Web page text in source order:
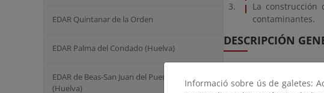
EDAR Quintanar de la Orden
EDAR Palma del Condado (Huelva)
EDAR de Beas-San Juan del Puerto -Trigueros
(Huelva)
La
contaminantes.
DESCRIPCIÓN
Emisario
Informació sobre ús de galetes: